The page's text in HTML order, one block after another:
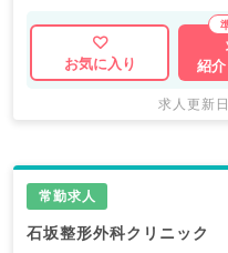
お気に入り
紹
求人更新
常勤求人
石坂整形外科クリニック